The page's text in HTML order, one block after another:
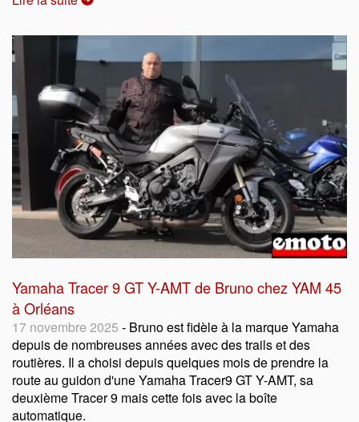
Yamaha Tracer 9 GT Y-AMT de Bruno chez YAM 45
à Orléans
17 novembre 2025 - Bruno est fidèle à la marque Yamaha
depuis de nombreuses années avec des trails et des
routières. Il a choisi depuis quelques mois de prendre la
route au guidon d'une Yamaha Tracer9 GT Y-AMT, sa
deuxième Tracer 9 mais cette fois avec la boîte
automatique.